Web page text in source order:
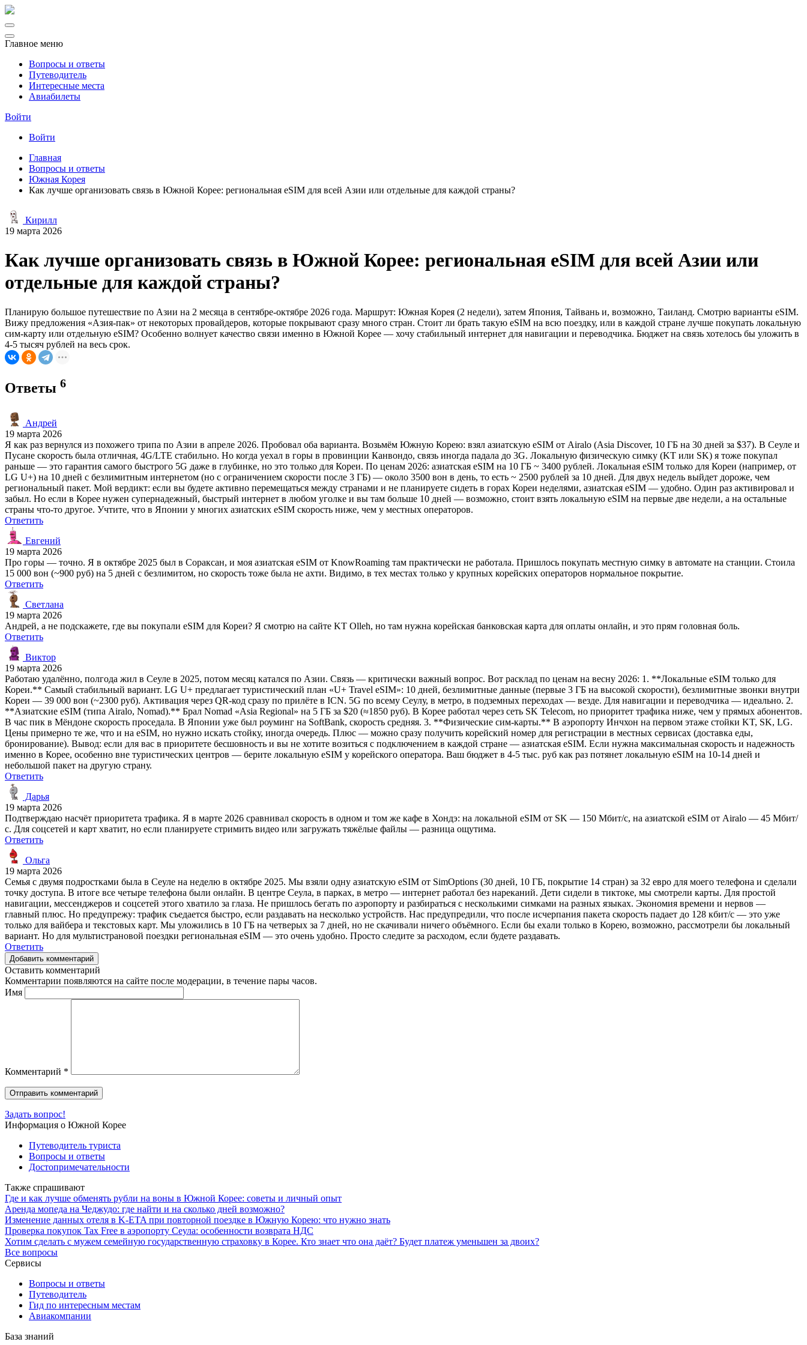
Главное меню
Вопросы и ответы
Путеводитель
Интересные места
Авиабилеты
Войти
Войти
Главная
Вопросы и ответы
Южная Корея
Как лучше организовать связь в Южной Корее: региональная eSIM для всей Азии или отдельные для каждой страны?
Кирилл
19 марта 2026
Как лучше организовать связь в Южной Корее: региональная eSIM для всей Азии или
отдельные для каждой страны?
Планирую большое путешествие по Азии на 2 месяца в сентябре-октябре 2026 года. Маршрут: Южная Корея (2 недели), затем Япония, Тайвань и, возможно, Таиланд. Смотрю варианты eSIM.
Вижу предложения «Азия-пак» от некоторых провайдеров, которые покрывают сразу много стран. Стоит ли брать такую eSIM на всю поездку, или в каждой стране лучше покупать локальную
сим-карту или отдельную eSIM? Особенно волнует качество связи именно в Южной Корее — хочу стабильный интернет для навигации и переводчика. Бюджет на связь хотелось бы уложить в
4-5 тысяч рублей на весь срок.
Ответы 6
Андрей
19 марта 2026
Я как раз вернулся из похожего трипа по Азии в апреле 2026. Пробовал оба варианта. Возьмём Южную Корею: взял азиатскую eSIM от Airalo (Asia Discover, 10 ГБ на 30 дней за $37). В Сеуле и
Пусане скорость была отличная, 4G/LTE стабильно. Но когда уехал в горы в провинции Канвондо, связь иногда падала до 3G. Локальную физическую симку (KT или SK) я тоже покупал
раньше — это гарантия самого быстрого 5G даже в глубинке, но это только для Кореи. По ценам 2026: азиатская eSIM на 10 ГБ ~ 3400 рублей. Локальная eSIM только для Кореи (например, от
LG U+) на 10 дней с безлимитным интернетом (но с ограничением скорости после 3 ГБ) — около 3500 вон в день, то есть ~ 2500 рублей за 10 дней. Для двух недель выйдет дороже, чем
региональный пакет. Мой вердикт: если вы будете активно перемещаться между странами и не планируете сидеть в горах Кореи неделями, азиатская eSIM — удобно. Один раз активировал и
забыл. Но если в Корее нужен супернадежный, быстрый интернет в любом уголке и вы там больше 10 дней — возможно, стоит взять локальную eSIM на первые две недели, а на остальные
страны что-то другое. Учтите, что в Японии у многих азиатских eSIM скорость ниже, чем у местных операторов.
Ответить
Евгений
19 марта 2026
Про горы — точно. Я в октябре 2025 был в Сораксан, и моя азиатская eSIM от KnowRoaming там практически не работала. Пришлось покупать местную симку в автомате на станции. Стоила
15 000 вон (~900 руб) на 5 дней с безлимитом, но скорость тоже была не ахти. Видимо, в тех местах только у крупных корейских операторов нормальное покрытие.
Ответить
Светлана
19 марта 2026
Андрей, а не подскажете, где вы покупали eSIM для Кореи? Я смотрю на сайте KT Olleh, но там нужна корейская банковская карта для оплаты онлайн, и это прям головная боль.
Ответить
Виктор
19 марта 2026
Работаю удалённо, полгода жил в Сеуле в 2025, потом месяц катался по Азии. Связь — критически важный вопрос. Вот расклад по ценам на весну 2026: 1. **Локальные eSIM только для
Кореи.** Самый стабильный вариант. LG U+ предлагает туристический план «U+ Travel eSIM»: 10 дней, безлимитные данные (первые 3 ГБ на высокой скорости), безлимитные звонки внутри
Кореи — 39 000 вон (~2300 руб). Активация через QR-код сразу по прилёте в ICN. 5G по всему Сеулу, в метро, в подземных переходах — везде. Для навигации и переводчика — идеально. 2.
**Азиатские eSIM (типа Airalo, Nomad).** Брал Nomad «Asia Regional» на 5 ГБ за $20 (≈1850 руб). В Корее работал через сеть SK Telecom, но приоритет трафика ниже, чем у прямых абонентов.
В час пик в Мёндоне скорость проседала. В Японии уже был роуминг на SoftBank, скорость средняя. 3. **Физические сим-карты.** В аэропорту Инчхон на первом этаже стойки KT, SK, LG.
Цены примерно те же, что и на eSIM, но нужно искать стойку, иногда очередь. Плюс — можно сразу получить корейский номер для регистрации в местных сервисах (доставка еды,
бронирование). Вывод: если для вас в приоритете бесшовность и вы не хотите возиться с подключением в каждой стране — азиатская eSIM. Если нужна максимальная скорость и надежность
именно в Корее, особенно вне туристических центров — берите локальную eSIM у корейского оператора. Ваш бюджет в 4-5 тыс. руб как раз потянет локальную eSIM на 10-14 дней и
небольшой пакет на другую страну.
Ответить
Дарья
19 марта 2026
Подтверждаю насчёт приоритета трафика. Я в марте 2026 сравнивал скорость в одном и том же кафе в Хондэ: на локальной eSIM от SK — 150 Мбит/с, на азиатской eSIM от Airalo — 45 Мбит/
с. Для соцсетей и карт хватит, но если планируете стримить видео или загружать тяжёлые файлы — разница ощутима.
Ответить
Ольга
19 марта 2026
Семья с двумя подростками была в Сеуле на неделю в октябре 2025. Мы взяли одну азиатскую eSIM от SimOptions (30 дней, 10 ГБ, покрытие 14 стран) за 32 евро для моего телефона и сделали
точку доступа. В итоге все четыре телефона были онлайн. В центре Сеула, в парках, в метро — интернет работал без нареканий. Дети сидели в тиктоке, мы смотрели карты. Для простой
навигации, мессенджеров и соцсетей этого хватило за глаза. Не пришлось бегать по аэропорту и разбираться с несколькими симками на разных языках. Экономия времени и нервов —
главный плюс. Но предупрежу: трафик съедается быстро, если раздавать на несколько устройств. Нас предупредили, что после исчерпания пакета скорость падает до 128 кбит/с — это уже
только для вайбера и текстовых карт. Мы уложились в 10 ГБ на четверых за 7 дней, но не скачивали ничего объёмного. Если бы ехали только в Корею, возможно, рассмотрели бы локальный
вариант. Но для мультистрановой поездки региональная eSIM — это очень удобно. Просто следите за расходом, если будете раздавать.
Ответить
Добавить комментарий
Оставить комментарий
Комментарии появляются на сайте после модерации, в течение пары часов.
Имя
Комментарий *
Задать вопрос!
Информация о Южной Корее
Путеводитель туриста
Вопросы и ответы
Достопримечательности
Также спрашивают
Где и как лучше обменять рубли на воны в Южной Корее: советы и личный опыт
Аренда мопеда на Чеджудо: где найти и на сколько дней возможно?
Изменение данных отеля в K-ETA при повторной поездке в Южную Корею: что нужно знать
Проверка покупок Tax Free в аэропорту Сеула: особенности возврата НДС
Хотим сделать с мужем семейную государственную страховку в Корее. Кто знает что она даёт? Будет платеж уменьшен за двоих?
Все вопросы
Сервисы
Вопросы и ответы
Путеводитель
Гид по интересным местам
Авиакомпании
База знаний